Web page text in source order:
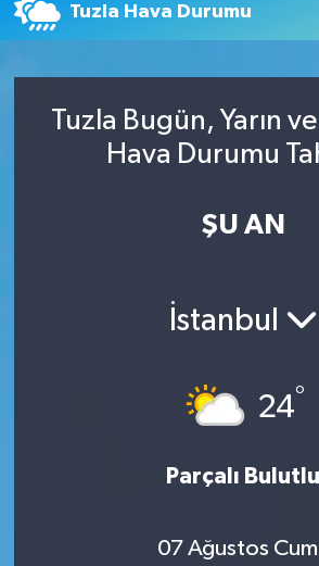
Tuzla Hava Durumu
Tuzla Bugün, Yarın
Hava Durumu
ŞU AN
İstanbul
24°
Parçalı Bulutlu
07 Ağustos
Tüm Manşetler
Son Dakika Haberleri